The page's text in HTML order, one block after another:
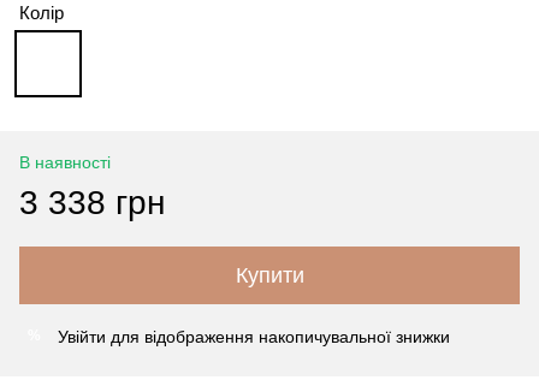
Колір
В наявності
3 338 грн
Купити
Увійти для відображення накопичувальної знижки